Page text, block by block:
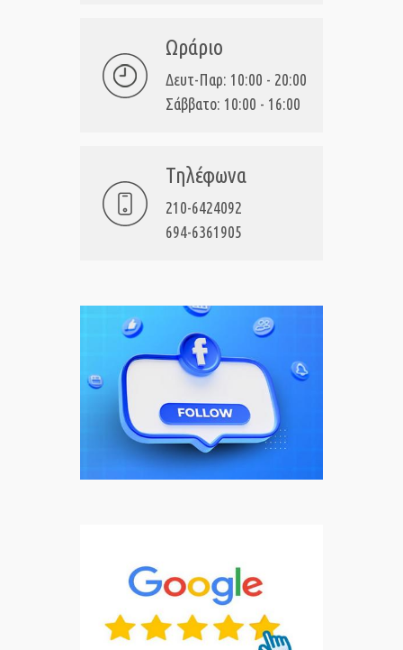
Ωράριο
Δευτ-Παρ: 10:00 - 20:00
Σάββατο: 10:00 - 16:00
Τηλέφωνα
210-6424092
694-6361905